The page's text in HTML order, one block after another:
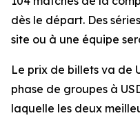
dès le départ. Des
site ou à une équipe
Le prix de billets va de
phase de groupes à
laquelle les deux